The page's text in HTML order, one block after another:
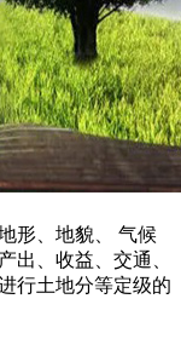
形、地貌、 气候
出、收益、交通、
行土地分等定级的